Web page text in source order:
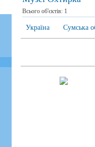
Всього об'єктів: 1
Україна Сумська